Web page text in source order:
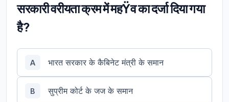
सरकारी वरीयता क्रम में महŸव का दर्जा दिया गया
है?
A भारत सरकार के कैबिनेट मंत्री के समान
B सुप्रीम कोर्ट के जज के समान